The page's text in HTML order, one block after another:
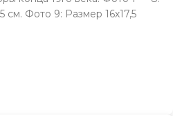
см. Фото 9: Размер 16х17,5